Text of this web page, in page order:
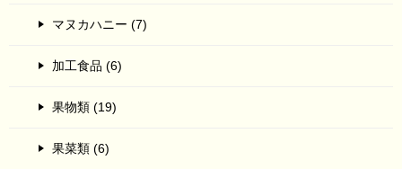
マヌカハニー (7)
加工食品 (6)
果物類 (19)
果菜類 (6)